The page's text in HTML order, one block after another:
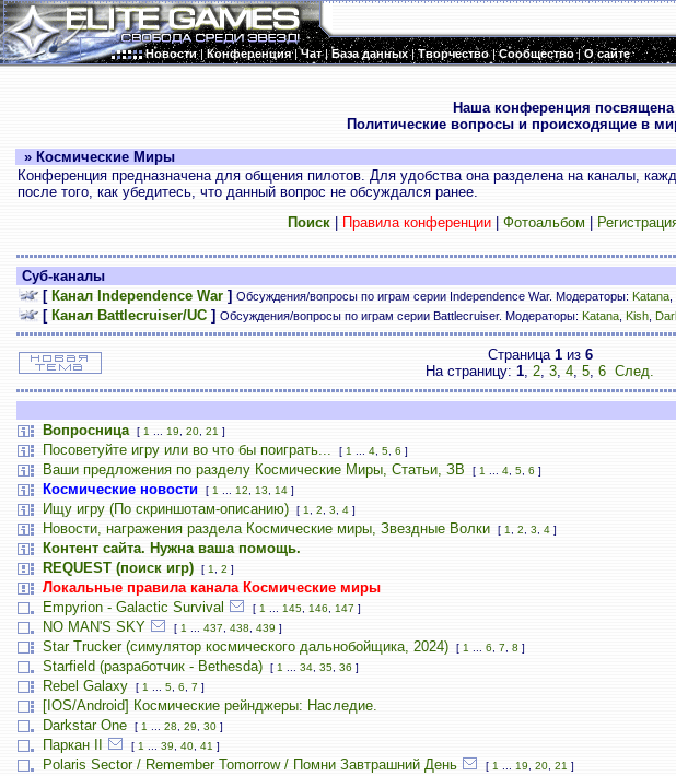
Новости|Конференция|Чат|База данных|Творчество|Сообщество|О сайте
Наша конференция
Политические вопросы и происходящие в
» Космические Миры
Конференция предназначена для общения пилотов. Для удобства она разделена на каналы,
после того, как убедитесь, что данный вопрос не обсуждался ранее.
Поиск| Правила конференции| Фотоальбом
Суб-каналы
[ Канал Independence War] Обсуждения/вопросы по играм серии Independence War. Модераторы: Katana,
[ Канал Battlecruiser/UC] Обсуждения/вопросы по играм серии Battlecruiser. Модераторы: Katana, Kish,
Страница 1из 6
На страницу: 1, 2, 3, 4, 5, 6 След.
Вопросница
[ 1 19 20, 21 ]
Посоветуйте игру или во что бы поиграть... [ 1 4, 5, 6]
Ваши предложения по разделу Космические Миры, Статьи, ЗВ [ 1 4, 5, 6]
Космические новости [ 1 12 13 14]
Ищу игру (По скриншотам-описанию) [ 1 2 3 4]
Новости, награжения раздела Космические миры, Звездные Волки [ 1 2 3 4]
Контент сайта. Нужна ваша помощь.
REQUEST (поиск игр) [ 1 2 ]
Локальные правила канала Космические миры
Empyrion - Galactic Survival [ 1 145, 146, 147 ]
NO MAN'S SKY [ 1 437 438 439 ]
Star Trucker (симулятор космического дальнобойщика, 2024) [ 1 6, 7 8 ]
Starfield (разработчик - Bethesda) [ 1 34, 35, 36]
Rebel Galaxy [ 1 5, 6, 7 ]
[IOS/Android] Космические рейнджеры: Наследие.
Darkstar One [ 1 28 29 30]
Паркан II [ 1 39 40, 41 ]
Polaris Sector / Remember Tomorrow / Помни Завтрашний День [ 1 19 20, 21 ]